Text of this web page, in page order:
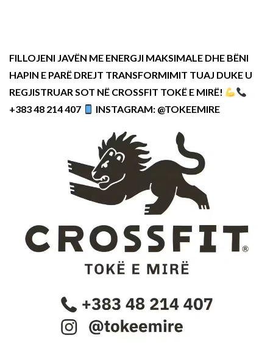
FILLOJENI JAVËN ME ENERGJI MAKSIMALE DHE BËNI
HAPIN E PARË DREJT TRANSFORMIMIT TUAJ DUKE U
REGJISTRUAR SOT NË CROSSFIT TOKË E MIRË!
+383 48 214 407
INSTAGRAM: @TOKEEMIRE